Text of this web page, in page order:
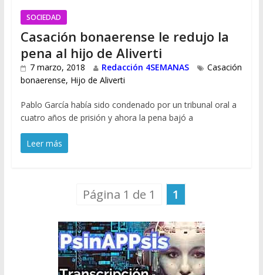
SOCIEDAD
Casación bonaerense le redujo la
pena al hijo de Aliverti
7 marzo, 2018 Redacción 4SEMANAS
Casación
bonaerense, Hijo de Aliverti
Pablo García había sido condenado por un tribunal oral a
cuatro años de prisión y ahora la pena bajó a
Leer más
Página 1 de 1 1